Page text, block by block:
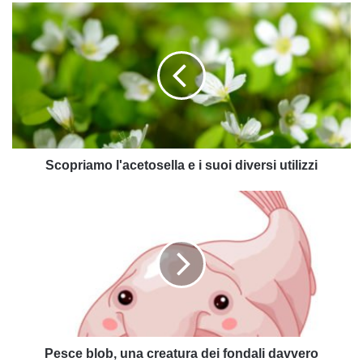
Scopriamo
l'acetosella
diversi
utilizzi
Scopriamo l'acetosella e i suoi diversi utilizzi
Pesce blob, una creatura dei fondali davvero